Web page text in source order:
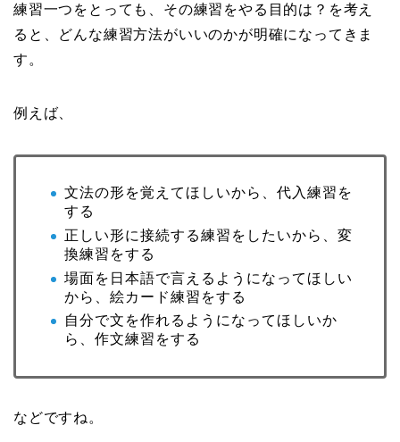
練習一つをとっても、その練習をやる目的は？を考え
ると、どんな練習方法がいいのかが明確になってきま
す。
例えば、
文法の形を覚えてほしいから、代入練習を
する
正しい形に接続する練習をしたいから、変
換練習をする
場面を日本語で言えるようになってほしい
から、絵カード練習をする
自分で文を作れるようになってほしいか
ら、作文練習をする
などですね。